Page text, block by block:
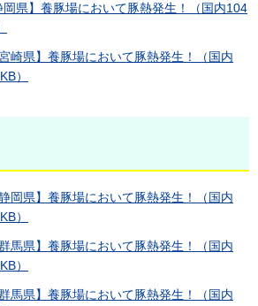
岡県】養豚場において豚熱発生！（国内104
崎県】養豚場において豚熱発生！（国内
）
岡県】養豚場において豚熱発生！（国内
）
馬県】養豚場において豚熱発生！（国内
）
馬県】養豚場において豚熱発生！（国内